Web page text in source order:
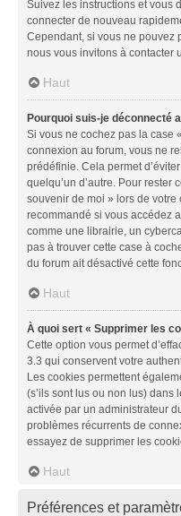
Suivez les instructions et vous
connecter de nouveau
Cependant, si vous ne pouvez
nous vous invitons à contacter
Haut
Pourquoi suis-je déconnecté
Si vous ne cochez pas la case
connexion au forum, vous ne
prédéfinie. Cela permet
quelqu’un d’autre. Pour rester
souvenir de moi » lors de votre
recommandé si vous accédez
comme une librairie, un
pas à trouver cette case à
du forum ait désactivé cette
Haut
À quoi sert « Supprimer les
Cette option vous permet
3.3 qui conservent votre
Les cookies permettent
(s’ils sont lus ou non lus) dans
activée par un administrateur
problèmes récurrents de
essayez de supprimer les
Haut
Préférences et